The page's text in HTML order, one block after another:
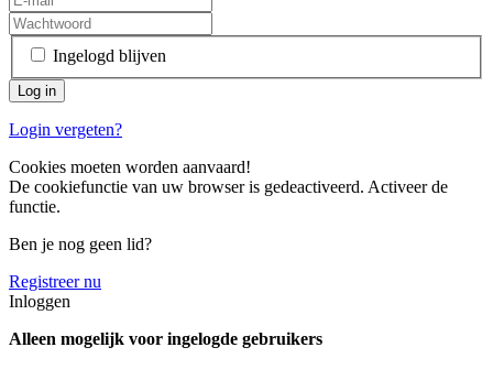
Ingelogd blijven
Login vergeten?
Cookies moeten worden aanvaard!
De cookiefunctie van uw browser is gedeactiveerd. Activeer de
functie.
Ben je nog geen lid?
Registreer nu
Inloggen
Alleen mogelijk voor ingelogde gebruikers